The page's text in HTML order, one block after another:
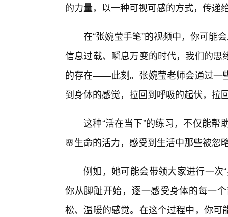
的力量，以一种可视可感的方式，传递
在“张婉莹手笔”的视频中，你可能
信息过载、瞬息万变的时代，我们的
的存在——此刻。张婉莹老师会通过一
到身体的感觉，拉回到呼吸的起伏，拉
这种“活在当下”的练习，不仅能
🌸生命的活力，感受到生活中那些被忽
例如，她可能会带领大家进行一次
你从脚趾开始，逐一感受身体的每一
松、温暖的感觉。在这个过程中，你